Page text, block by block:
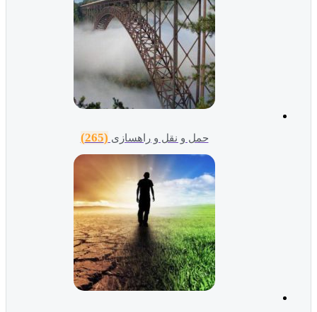
حمل و نقل و راهسازی (265)